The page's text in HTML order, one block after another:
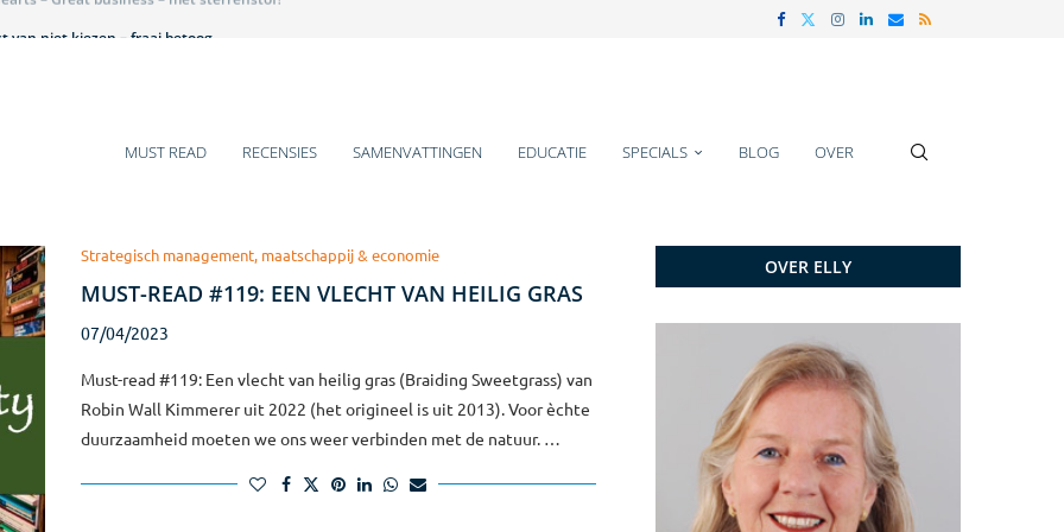
MUST READ RECENSIES SAMENVATTINGEN EDUCATIE SPECIALS BLOG OVER
Strategisch management, maatschappij & economie
MUST-READ #119: EEN VLECHT VAN HEILIG GRAS
07/04/2023
Must-read #119: Een vlecht van heilig gras (Braiding Sweetgrass) van
Robin Wall Kimmerer uit 2022 (het origineel is uit 2013). Voor èchte
duurzaamheid moeten we ons weer verbinden met de natuur. …
OVER ELLY